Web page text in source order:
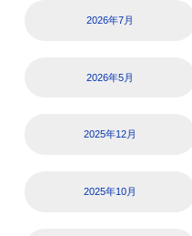
2026年7月
2026年5月
2025年12月
2025年10月